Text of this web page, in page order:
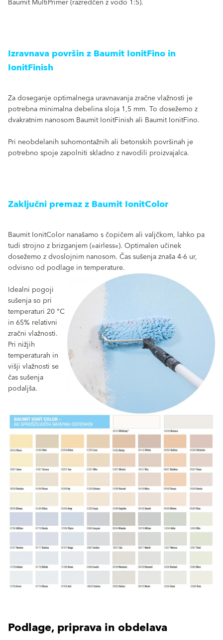
Baumit MultiPrimer (razredčen z vodo 1:5).
Izravnava površin z Baumit IonitFino in
IonitFinish
Za doseganje optimalnega uravnavanja zračne vlažnosti je
potrebna minimalna debelina sloja 1,5 mm. To dosežemo z
dvakratnim nanosom Baumit IonitFinish ali Baumit IonitFino.
Pri neobdelanih suhomontažnih ali betonskih površinah je
potrebno spoje zapolniti skladno z navodili proizvajalca.
Zaključni premaz z Baumit IonitColor
Baumit IonitColor nanašamo s čopičem ali valjčkom, lahko pa
tudi strojno z brizganjem (»airless«). Optimalen učinek
dosežemo z dvoslojnim nanosom. Čas sušenja znaša 4-6 ur,
odvisno od podlage in temperature.
Idealni pogoji
sušenja so pri
temperaturi 20 °C
in 65% relativni
zračni vlažnosti.
Pri nižjih
temperaturah in
višji vlažnosti se
čas sušenja
podaljša.
Podlage, priprava in obdelava